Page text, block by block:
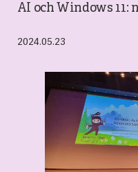
AI och Windows 11:
2024.05.23